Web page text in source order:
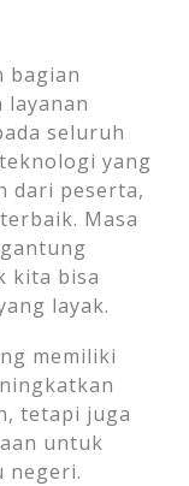
bagian
layanan
seluruh
yang
dari peserta,
Masa
kita bisa
layak.
memiliki
tetapi juga
untuk
negeri.